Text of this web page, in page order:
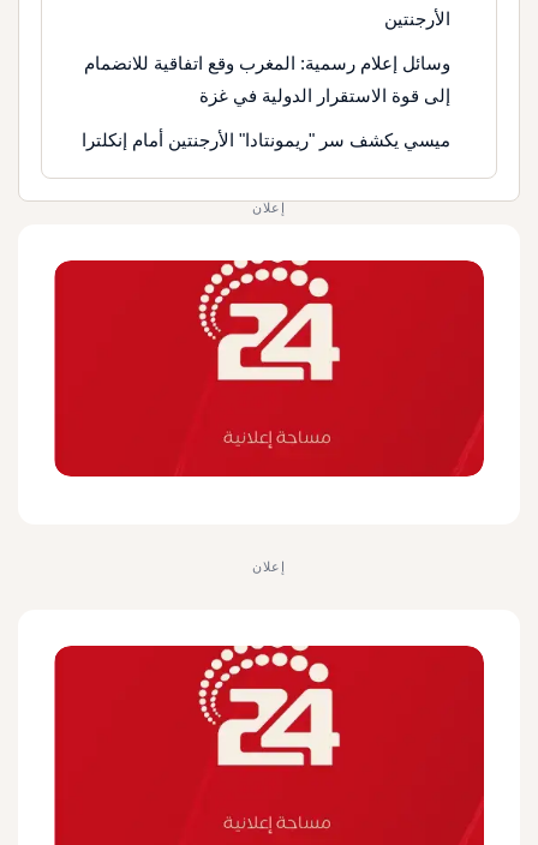
الأرجنتين
وسائل إعلام رسمية: المغرب وقع اتفاقية للانضمام
إلى قوة الاستقرار الدولية في غزة
ميسي يكشف سر "ريمونتادا" الأرجنتين أمام إنكلترا
إعلان
إعلان